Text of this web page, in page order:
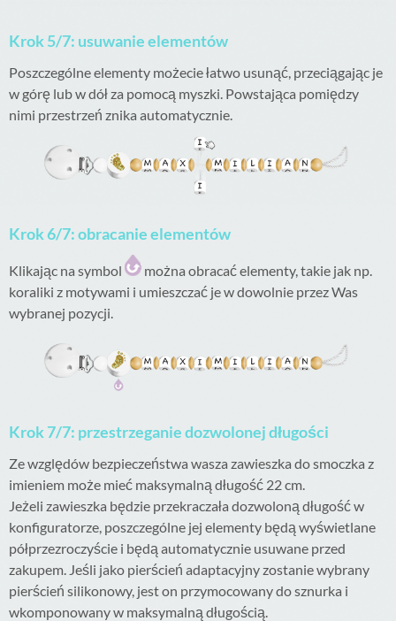
Krok 5/7: usuwanie elementów
Poszczególne elementy możecie łatwo usunąć, przeciągając je
w górę lub w dół za pomocą myszki. Powstająca pomiędzy
nimi przestrzeń znika automatycznie.
Krok 6/7: obracanie elementów
Klikając na symbol
można obracać elementy, takie jak np.
koraliki z motywami i umieszczać je w dowolnie przez Was
wybranej pozycji.
Krok 7/7: przestrzeganie dozwolonej długości
Ze względów bezpieczeństwa wasza zawieszka do smoczka z
imieniem może mieć maksymalną długość 22 cm.
Jeżeli zawieszka będzie przekraczała dozwoloną długość w
konfiguratorze, poszczególne jej elementy będą wyświetlane
półprzezroczyście i będą automatycznie usuwane przed
zakupem. Jeśli jako pierścień adaptacyjny zostanie wybrany
pierścień silikonowy, jest on przymocowany do sznurka i
wkomponowany w maksymalną długością.